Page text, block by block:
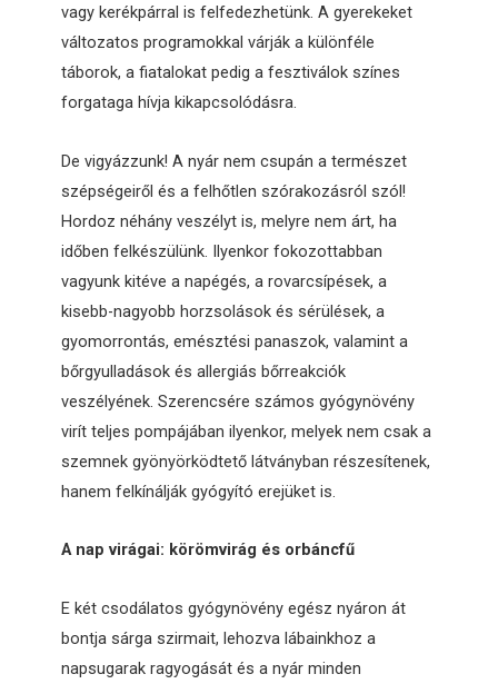
vagy kerékpárral is felfedezhetünk. A gyerekeket
változatos programokkal várják a különféle
táborok, a fiatalokat pedig a fesztiválok színes
forgataga hívja kikapcsolódásra.
De vigyázzunk! A nyár nem csupán a természet
szépségeiről és a felhőtlen szórakozásról szól!
Hordoz néhány veszélyt is, melyre nem árt, ha
időben felkészülünk. Ilyenkor fokozottabban
vagyunk kitéve a napégés, a rovarcsípések, a
kisebb-nagyobb horzsolások és sérülések, a
gyomorrontás, emésztési panaszok, valamint a
bőrgyulladások és allergiás bőrreakciók
veszélyének. Szerencsére számos gyógynövény
virít teljes pompájában ilyenkor, melyek nem csak a
szemnek gyönyörködtető látványban részesítenek,
hanem felkínálják gyógyító erejüket is.
A nap virágai: körömvirág és orbáncfű
E két csodálatos gyógynövény egész nyáron át
bontja sárga szirmait, lehozva lábainkhoz a
napsugarak ragyogását és a nyár minden